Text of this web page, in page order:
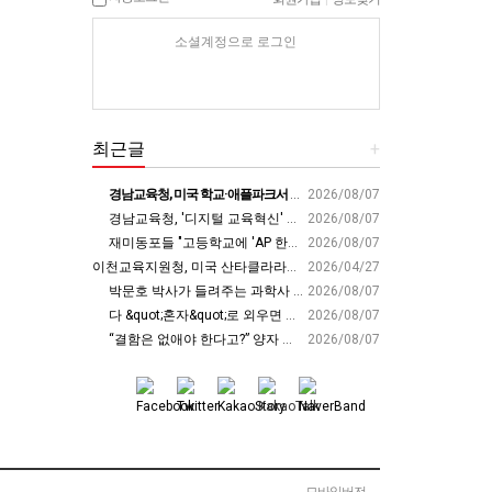
소셜계정으로 로그인
+
최근글
2026/08/07
경남교육청, 미국 학교·애플파크서 AI 교육 해법 찾는다 - 스트레이트뉴스
2026/08/07
경남교육청, '디지털 교육혁신' 유공 교원 24명 미국 연수 - 연합뉴스
2026/08/07
재미동포들 "고등학교에 'AP 한국어' 도입하라“ - 재외동포신문
2026/04/27
이천교육지원청, 미국 산타클라라와 국제교육교류 파트너십 회의 개최:경인투데이뉴스 - 경인투데이뉴스
2026/08/07
박문호 박사가 들려주는 과학사 속 결정적 순간들! 직관을 뛰어넘는 과학적 통찰 : 생각하는 청소년을 위한 과학 시리즈 1부(feat.박문호 박사)
2026/08/07
다 &quot;혼자&quot;로 외우면 틀려요. Alone????By myself????On my own
2026/08/07
“결함은 없애야 한다고?” 양자 연구자가 밝힌 신비: 없애려던 흠이 무기가 되는 방법 | 이정현 KIST 양자기술연구단 선임연구원 | 양자 컴퓨터 인생 | 세바시 2121회